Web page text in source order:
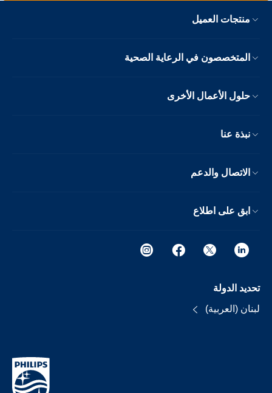
منتجات العميل
المتخصصون في الرعاية الصحية
حلول الأعمال الأخرى
نبذة عنا
الاتصال والدعم
ابق على اطلاع
تحديد الدولة
لبنان (العربية)